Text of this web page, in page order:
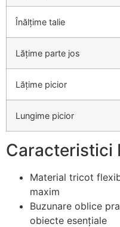
Înălțime talie
Lățime parte jos
Lățime picior
Lungime picior
Caracteristici
Material tricot
maxim
Buzunare oblice
obiecte esențiale